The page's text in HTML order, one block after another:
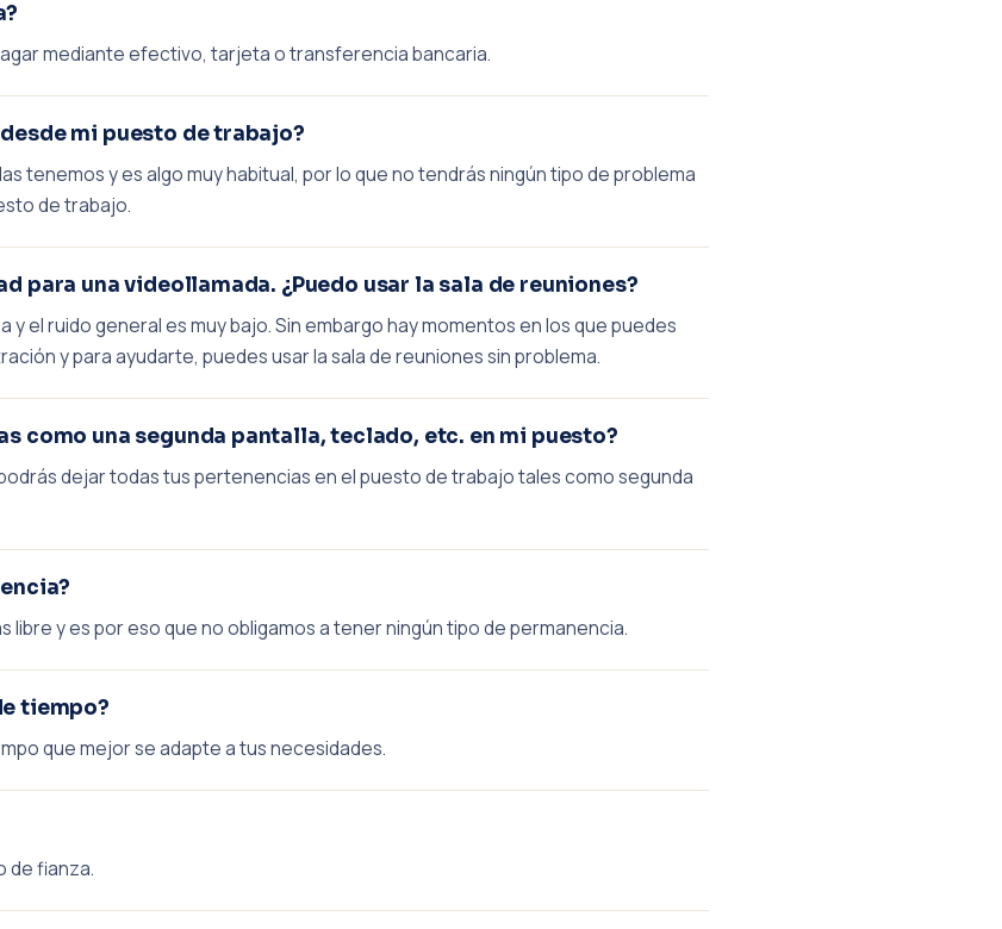
mediante efectivo, tarjeta o transferencia bancaria.
mi puesto de trabajo?
tenemos y es algo muy habitual, por lo que no tendrás ningún tipo de problema
de trabajo.
para una videollamada. ¿Puedo usar la sala de reuniones?
y el ruido general es muy bajo. Sin embargo hay momentos en los que puedes
y para ayudarte, puedes usar la sala de reuniones sin problema.
como una segunda pantalla, teclado, etc. en mi puesto?
dejar todas tus pertenencias en el puesto de trabajo tales como segunda
libre y es por eso que no obligamos a tener ningún tipo de permanencia.
tiempo?
que mejor se adapte a tus necesidades.
de fianza.